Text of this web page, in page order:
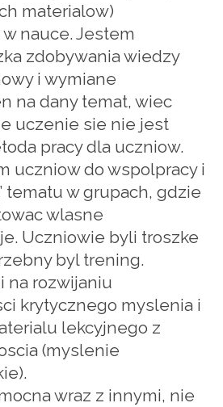
materialow)
nauce. Jestem
zdobywania wiedzy
i wymiane
na dany temat, wiec
uczenie sie nie jest
pracy dla uczniow.
uczniow do wspolpracy i
tematu w grupach, gdzie
wlasne
Uczniowie byli troszke
byl trening.
na rozwijaniu
krytycznego myslenia i
lekcyjnego z
(myslenie
wraz z innymi, nie